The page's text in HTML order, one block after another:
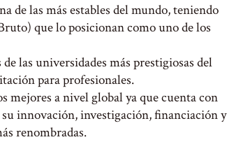
de las más estables del mundo, teniendo
que lo posicionan como uno de los
las universidades más prestigiosas del
para profesionales.
mejores a nivel global ya que cuenta con
innovación, investigación, financiación y
renombradas.